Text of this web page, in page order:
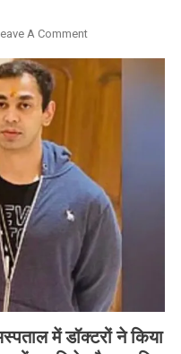
A CommentOn
संस्थापक
बेटे
38
वर्षीय
प्रतीक
यादव
के
आकस्मिक
की
में डॉक्टरों ने किया